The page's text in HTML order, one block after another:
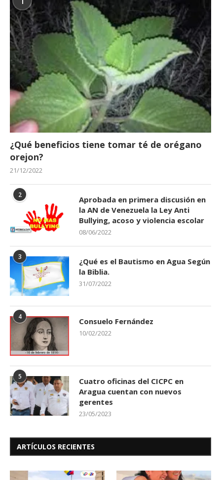
¿Qué beneficios tiene tomar té de orégano
orejon?
21/12/2022
2
Aprobada en primera discusión en
la AN de Venezuela la Ley Anti
Bullying, acoso y violencia escolar
08/06/2022
3
¿Qué es el Bautismo en Agua Según
la Biblia.
31/07/2022
4 Consuelo Fernández
10/02/2022
5
Cuatro oficinas del CICPC en
Aragua cuentan con nuevos
gerentes
23/05/2023
ARTÍCULOS RECIENTES